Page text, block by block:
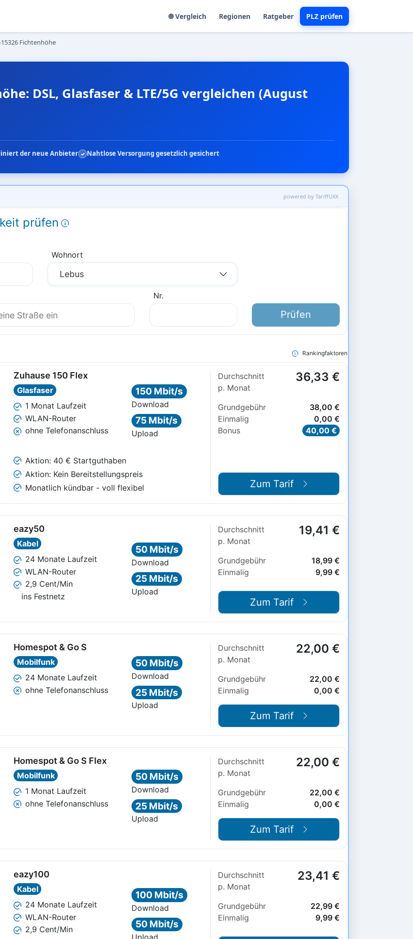
🌐 Vergleich Regionen Ratgeber PLZ prüfen
›15326 Fichtenhöhe
DSL, Glasfaser & LTE/5G vergleichen (August
der neue Anbieter Nahtlose Versorgung gesetzlich gesichert
powered by TariffUXX